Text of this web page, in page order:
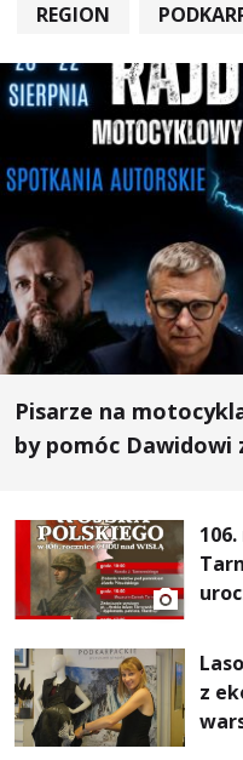
REGION
Pisarze na
by pomóc Dawidowi
z